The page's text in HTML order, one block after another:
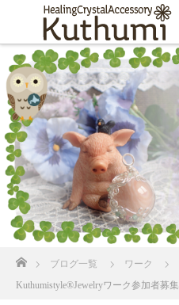
ブログ一覧 ワーク
Kuthumistyle®Jewelryワーク参加者募集